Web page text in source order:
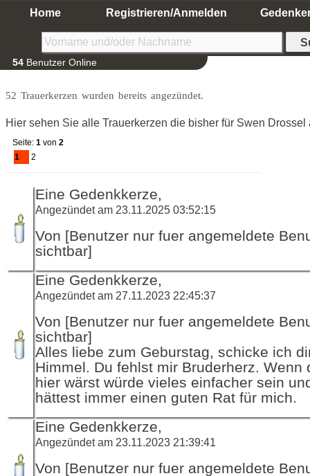
Home Registrieren/Anmelden
54 Benutzer Online
52 Trauerkerzen wurden bereits angezündet.
Hier sehen Sie alle Trauerkerzen die bisher für Swen
Seite: 1 von 2
1
2
Eine Gedenkkerze,
Angezündet am 23.11.2025 03:52:15
Von [Benutzer nur fuer angemeldete
sichtbar]
Eine Gedenkkerze,
Angezündet am 27.11.2023 22:45:37
Von [Benutzer nur fuer angemeldete
sichtbar]
Alles liebe zum Geburstag, schicke ich
Himmel. Du fehlst mir Bruderherz. Wenn
hier wärst würde vieles einfacher sein
hättest immer einen guten Rat für mich.
Eine Gedenkkerze,
Angezündet am 23.11.2023 21:39:41
Von [Benutzer nur fuer angemeldete